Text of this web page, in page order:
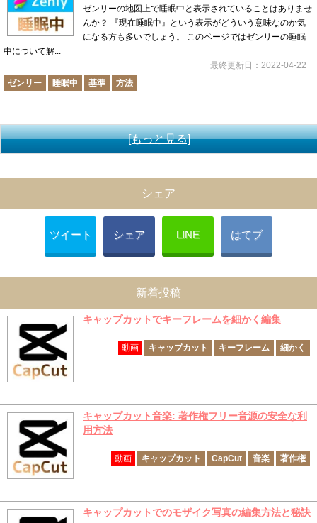
ゼンリーの地図上で睡眠中と表示されていることはありませ
んか？ 『現在睡眠中』という表示がどういう意味なのか気
になる方も多いでしょう。 このページではゼンリーの睡眠
中について解...
最終更新日：2022-04-22
ゼンリー
睡眠中 基準 方法
[もっと見る]
シェア
ツイート シェア LINE はてブ
新着投稿
キャップカットでキーフレームを細かく編集
動画 キャップカット キーフレーム 細かく
キャップカット音楽: 著作権フリー音源の安全な利
用方法
動画 キャップカット CapCut 音楽 著作権
キャップカットでのモザイク写真の編集方法と秘訣